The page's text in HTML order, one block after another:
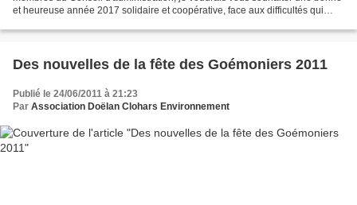
et heureuse année 2017 solidaire et coopérative, face aux difficultés qui
Des nouvelles de la fête des Goémoniers 2011
Publié le 24/06/2011 à 21:23
Par Association Doëlan Clohars Environnement